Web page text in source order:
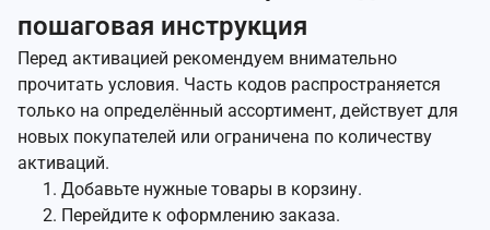
пошаговая инструкция
Перед активацией рекомендуем внимательно
прочитать условия. Часть кодов распространяется
только на определённый ассортимент, действует для
новых покупателей или ограничена по количеству
активаций.
Добавьте нужные товары в корзину.
Перейдите к оформлению заказа.